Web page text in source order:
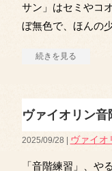
サン」はセミやコ
ぼ無色で、ほんの
続きを見る
ヴァイオリン音
2025/09/28 | ヴァイオ
「音階練習」、や